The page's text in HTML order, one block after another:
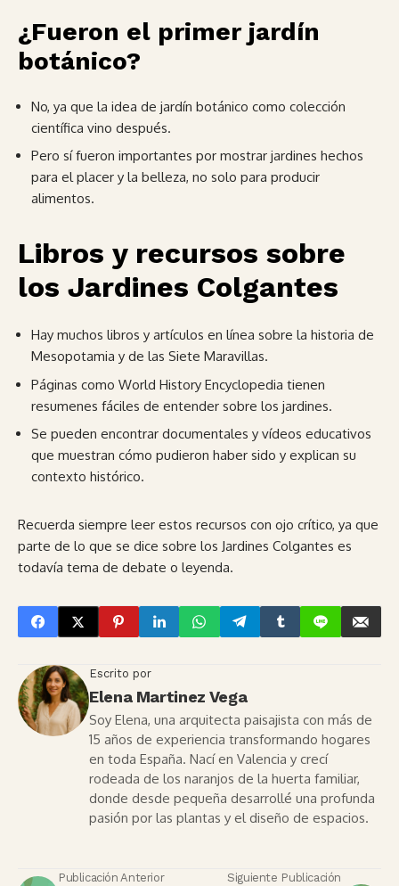
¿Fueron el primer jardín
botánico?
No, ya que la idea de jardín botánico como colección
científica vino después.
Pero sí fueron importantes por mostrar jardines hechos
para el placer y la belleza, no solo para producir
alimentos.
Libros y recursos sobre
los Jardines Colgantes
Hay muchos libros y artículos en línea sobre la historia de
Mesopotamia y de las Siete Maravillas.
Páginas como World History Encyclopedia tienen
resumenes fáciles de entender sobre los jardines.
Se pueden encontrar documentales y vídeos educativos
que muestran cómo pudieron haber sido y explican su
contexto histórico.
Recuerda siempre leer estos recursos con ojo crítico, ya que
parte de lo que se dice sobre los Jardines Colgantes es
todavía tema de debate o leyenda.
Escrito por
Elena Martinez Vega
Soy Elena, una arquitecta paisajista con más de
15 años de experiencia transformando hogares
en toda España. Nací en Valencia y crecí
rodeada de los naranjos de la huerta familiar,
donde desde pequeña desarrollé una profunda
pasión por las plantas y el diseño de espacios.
Publicación Anterior Siguiente Publicación